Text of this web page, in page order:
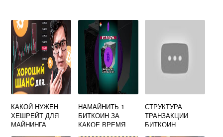
КАКОЙ НУЖЕН
ХЕШРЕЙТ ДЛЯ
МАЙНИНГА
НАМАЙНИТЬ 1
БИТКОИН ЗА
КАКОЕ ВРЕМЯ
СТРУКТУРА
ТРАНЗАКЦИИ
БИТКОИН